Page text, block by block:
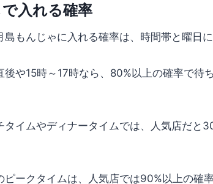
入れる確率
島もんじゃに入れる確率は、時間帯と曜日に
後や15時～17時なら、80%以上の確率で待
タイムやディナータイムでは、人気店だと
ピークタイムは、人気店では90%以上の確